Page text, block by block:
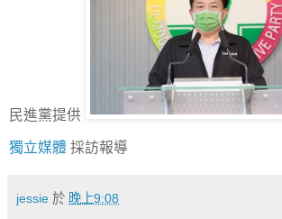
民進黨提供
獨立媒體 採訪報導
jessie 於 晚上9:08